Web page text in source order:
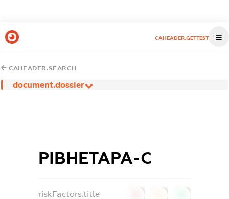
CAHEADER.GETTEST
CAHEADER.SEARCH
document.dossier
РІВНЕТАРА-С
riskFactors.title